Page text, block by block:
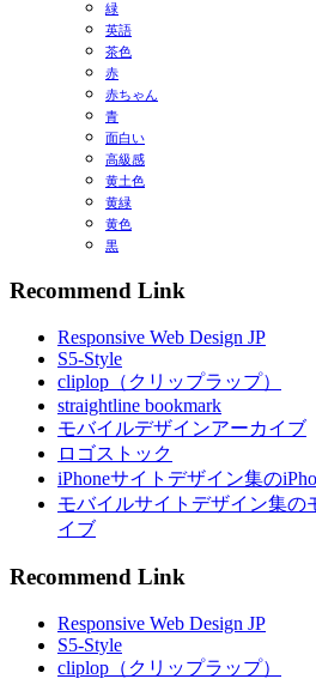
緑
英語
茶色
赤
赤ちゃん
青
面白い
高級感
黄土色
黄緑
黄色
黒
Recommend Link
Responsive Web Design JP
S5-Style
cliplop（クリップラップ）
straightline bookmark
モバイルデザインアーカイブ
ロゴストック
iPhoneサイトデザイン集の
モバイルサイトデザイン集の
イブ
Recommend Link
Responsive Web Design JP
S5-Style
cliplop（クリップラップ）